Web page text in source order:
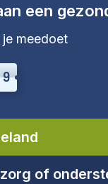
9
een
meedoet
of